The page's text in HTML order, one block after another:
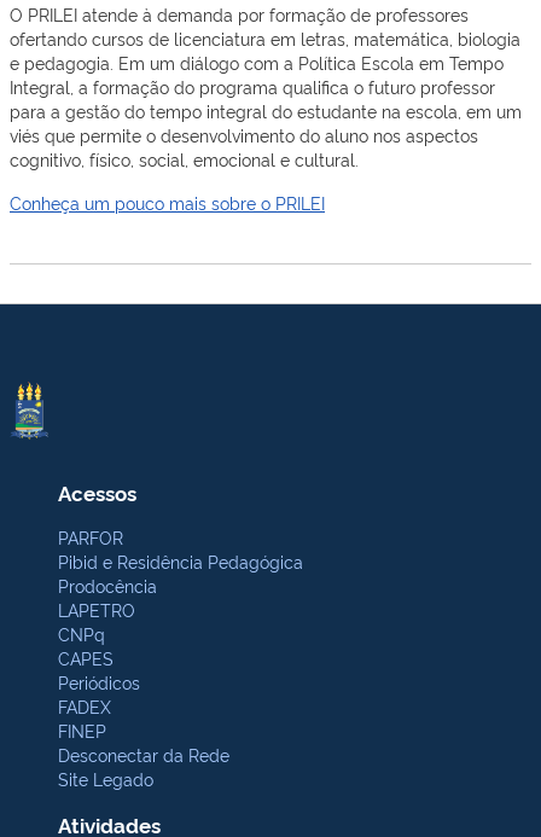
O PRILEI atende à demanda por formação de professores
ofertando cursos de licenciatura em letras, matemática, biologia
e pedagogia. Em um diálogo com a Política Escola em Tempo
Integral, a formação do programa qualifica o futuro professor
para a gestão do tempo integral do estudante na escola, em um
viés que permite o desenvolvimento do aluno nos aspectos
cognitivo, físico, social, emocional e cultural.
Conheça um pouco mais sobre o PRILEI
Acessos
PARFOR
Pibid e Residência Pedagógica
Prodocência
LAPETRO
CNPq
CAPES
Periódicos
FADEX
FINEP
Desconectar da Rede
Site Legado
Atividades